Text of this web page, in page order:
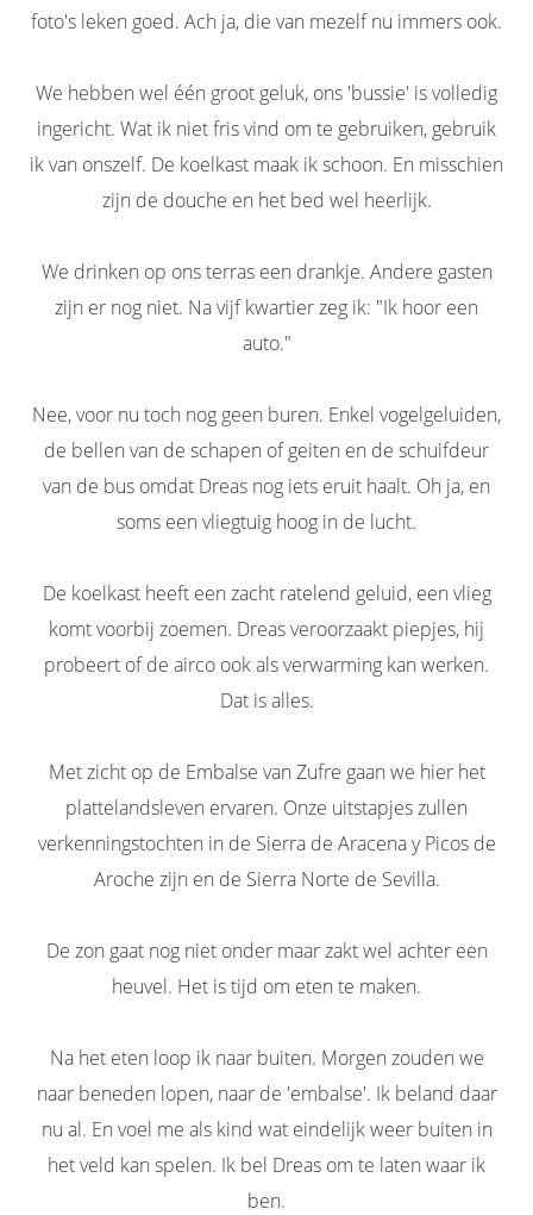
foto's leken goed. Ach ja, die van mezelf nu immers ook.
We hebben wel één groot geluk, ons 'bussie' is volledig
ingericht. Wat ik niet fris vind om te gebruiken, gebruik
ik van onszelf. De koelkast maak ik schoon. En misschien
zijn de douche en het bed wel heerlijk.
We drinken op ons terras een drankje. Andere gasten
zijn er nog niet. Na vijf kwartier zeg ik: "Ik hoor een
auto."
Nee, voor nu toch nog geen buren. Enkel vogelgeluiden,
de bellen van de schapen of geiten en de schuifdeur
van de bus omdat Dreas nog iets eruit haalt. Oh ja, en
soms een vliegtuig hoog in de lucht.
De koelkast heeft een zacht ratelend geluid, een vlieg
komt voorbij zoemen. Dreas veroorzaakt piepjes, hij
probeert of de airco ook als verwarming kan werken.
Dat is alles.
Met zicht op de Embalse van Zufre gaan we hier het
plattelandsleven ervaren. Onze uitstapjes zullen
verkenningstochten in de Sierra de Aracena y Picos de
Aroche zijn en de Sierra Norte de Sevilla.
De zon gaat nog niet onder maar zakt wel achter een
heuvel. Het is tijd om eten te maken.
Na het eten loop ik naar buiten. Morgen zouden we
naar beneden lopen, naar de 'embalse'. Ik beland daar
nu al. En voel me als kind wat eindelijk weer buiten in
het veld kan spelen. Ik bel Dreas om te laten waar ik
ben.